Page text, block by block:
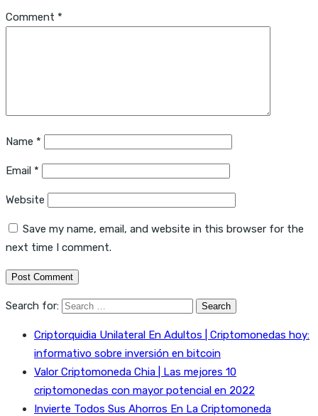
Comment *
Name *
Email *
Website
Save my name, email, and website in this browser for the
next time I comment.
Search for:
Criptorquidia Unilateral En Adultos | Criptomonedas hoy:
informativo sobre inversión en bitcoin
Valor Criptomoneda Chia | Las mejores 10
criptomonedas con mayor potencial en 2022
Invierte Todos Sus Ahorros En La Criptomoneda